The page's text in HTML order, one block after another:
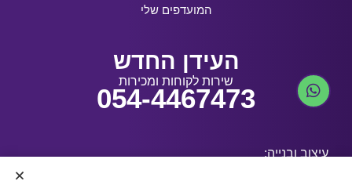
המועדפים שלי
העידן החדש
שירות לקוחות ומכירות
054-4467473
עיצוב ובנייה: